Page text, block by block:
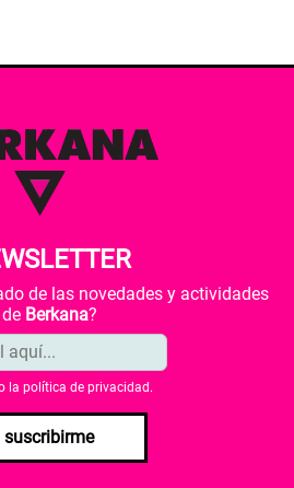
de las novedades y actividades
de Berkana?
la política de privacidad .
suscribirme